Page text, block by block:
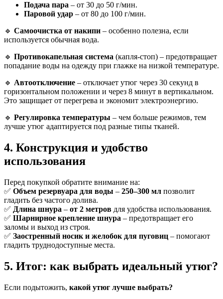
Подача пара – от 30 до 50 г/мин.
Паровой удар – от 80 до 100 г/мин.
🔹 Самоочистка от накипи – особенно полезна, если
используется обычная вода.
🔹 Противокапельная система (капля-стоп) – предотвращает
попадание воды на одежду при глажке на низкой температуре.
🔹 Автоотключение – отключает утюг через 30 секунд в
горизонтальном положении и через 8 минут в вертикальном.
Это защищает от перегрева и экономит электроэнергию.
🔹 Регулировка температуры – чем больше режимов, тем
лучше утюг адаптируется под разные типы тканей.
4. Конструкция и удобство
использования
Перед покупкой обратите внимание на:
✅ Объем резервуара для воды – 250–300 мл позволит
гладить без частого долива.
✅ Длина шнура – от 2 метров для удобства использования.
✅ Шарнирное крепление шнура – предотвращает его
заломы и выход из строя.
✅ Заостренный носик и желобок для пуговиц – помогают
гладить труднодоступные места.
5. Итог: как выбрать идеальный утюг?
Если подытожить, какой утюг лучше выбрать?